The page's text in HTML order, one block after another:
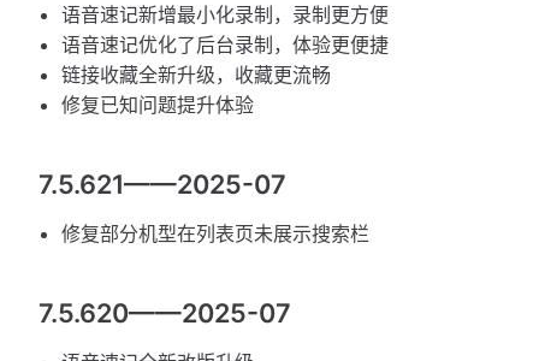
语音速记新增最小化录制，录制更方便
语音速记优化了后台录制，体验更便捷
链接收藏全新升级，收藏更流畅
修复已知问题提升体验
7.5.621——2025-07
修复部分机型在列表页未展示搜索栏
7.5.620——2025-07